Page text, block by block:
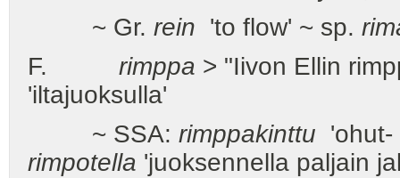
~ Gr. rein 'to flow' ~ sp.
F. rimppa > "Iivon Ellin
'iltajuoksulla'
~ SSA: rimppakinttu 'ohut-
rimpotella 'juoksennella paljain